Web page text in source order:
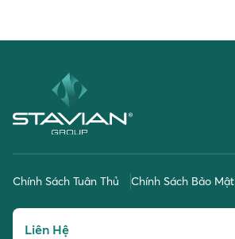
Chính Sách Tuân Thủ Chính Sách Bảo Mật
Liên Hệ